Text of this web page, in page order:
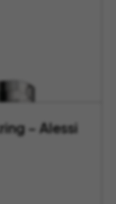
– Alessi